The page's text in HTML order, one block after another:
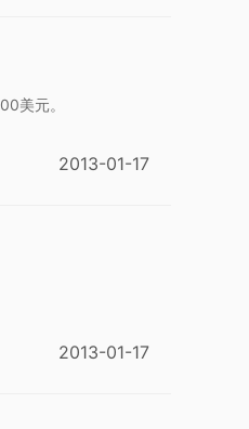
美元。
2013-01-17
2013-01-17